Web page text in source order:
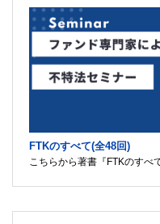
FTKのすべて(全48回)
こちらから著書『FTKのすべ